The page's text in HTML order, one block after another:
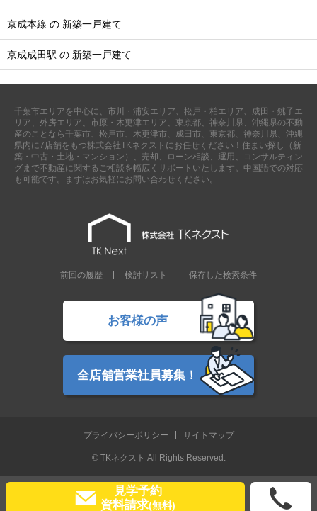
京成本線 の 新築一戸建て
京成成田駅 の 新築一戸建て
千葉市エリアを中心に、市川・浦安エリア、松戸・柏エリア、成田・銚子エ
リア、外房エリア、市原・木更津エリア、東京都、神奈川県、沖縄県の不動
産のことなら千葉市、松戸市、木更津市、成田市、東京都、神奈川県、沖縄
県内に7店舗をもつ株式会社TKネクストにお任せください！住まい探し（新
築・中古・土地・マンション）、売却、ローン相談、運用、コンサルティン
グまで不動産に関するご相談を幅広くサポートいたします。中国語での対応
も可能です。まずはお気軽にお問い合わせください。
前回の履歴 検討リスト 保存した検索条件
お客様の声
全店舗営業社員募集！
プライバシーポリシー サイトマップ
© TKネクスト All Rights Reserved.
見学予約
資料請求(無料)